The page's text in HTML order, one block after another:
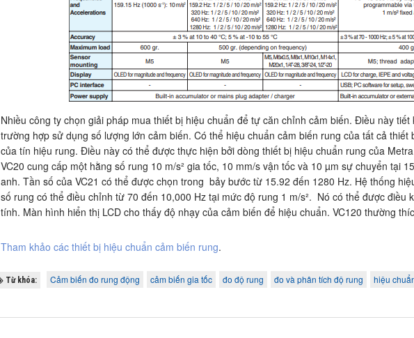
Nhiều công ty chọn giải pháp mua thiết bị hiệu chuẩn để tự căn chỉnh cảm biến. Điều này
trường hợp sử dụng số lượng lớn cảm biến. Có thể hiệu chuẩn cảm biến rung của tất cả thiết
của tín hiệu rung. Điều này có thể được thực hiện bởi dòng thiết bị hiệu chuẩn rung của Metra
VC20 cung cấp một hằng số rung 10 m/s² gia tốc, 10 mm/s vận tốc và 10 µm sự chuyển tại
anh. Tần số của VC21 có thể được chọn trong bảy bước từ 15.92 đến 1280 Hz. Hệ thống
số rung có thể điều chỉnh từ 70 đến 10,000 Hz tại mức độ rung 1 m/s². Nó có thể được điều
tính. Màn hình hiển thị LCD cho thấy độ nhạy của cảm biến để hiệu chuẩn. VC120 thường
Tham khảo các thiết bị hiệu chuẩn cảm biến rung.
Từ khóa: Cảm biến đo rung động cảm biến gia tốc đo độ rung đo và phân tích độ rung hiệu